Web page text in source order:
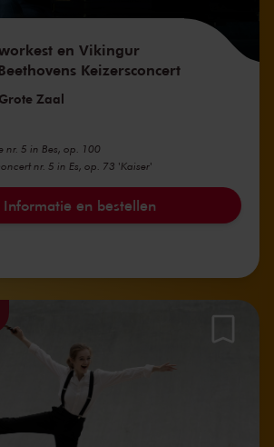
en Vikingur
Keizersconcert
Grote Zaal
nr. 5 in Bes, op. 100
nr. 5 in Es, op. 73 'Kaiser'
Informatie en bestellen